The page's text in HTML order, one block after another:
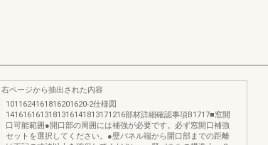
右ページから抽出された内容
1011624161816201620-2仕様図
1416161613181316141813171216部材詳細確認事項B1717■窓開
口可能範囲●開口部の周囲には補強が必要です。必ず窓開口補強
セットを選択してください。●壁パネル端から開口部までの距離